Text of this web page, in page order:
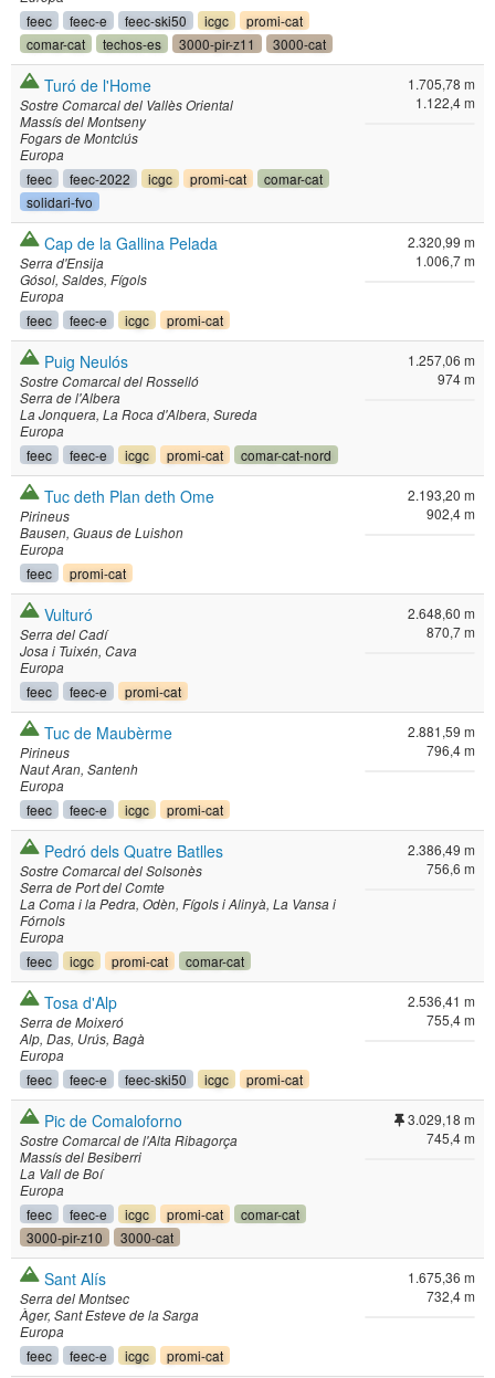
feec feec-e feec-ski50 icgc
promi-cat
comar-cat
techos-es 3000-pir-z11 3000-cat
Turó de l'Home
Sostre Comarcal del Vallès Oriental
Massís del Montseny
Fogars de Montclús
Europa
feec feec-2022 icgc promi-cat
comar-cat
solidari-fvo
1.705,78 m
1.122,4 m
Cap de la Gallina Pelada
Serra d'Ensija
Gósol Saldes Fígols
Europa
feec feec-e icgc promi-cat
2.320,99 m
1.006,7 m
Puig Neulós
Sostre Comarcal del Rosselló
Serra de l'Albera
La Jonquera La Roca d'Albera Sureda
Europa
feec feec-e icgc promi-cat comar-cat-nord
1.257,06 m
974 m
Tuc deth Plan deth Ome
Pirineus
Bausen Guaus de Luishon
Europa
feec promi-cat
2.193,20 m
902,4 m
Vulturó
Serra del Cadí
Josa i Tuixén Cava
Europa
feec feec-e promi-cat
2.648,60 m
870,7 m
Tuc de Maubèrme
Pirineus
Naut Aran Santenh
Europa
feec feec-e icgc promi-cat
2.881,59 m
796,4 m
Pedró dels Quatre Batlles
Sostre Comarcal del Solsonès
Serra de Port del Comte
La Coma i la Pedra Odèn Fígols i Alinyà La Vansa i
Fórnols
Europa
feec icgc promi-cat comar-cat
2.386,49 m
756,6 m
Tosa d'Alp
Serra de Moixeró
Alp Das Urús Bagà
Europa
feec feec-e feec-ski50 icgc promi-cat
2.536,41 m
755,4 m
Pic de Comaloforno
Sostre Comarcal de l'Alta Ribagorça
Massís del Besiberri
La Vall de Boí
Europa
feec feec-e icgc promi-cat
comar-cat
3000-pir-z10
3000-cat
3.029,18 m
745,4 m
Sant Alís
Serra del Montsec
Àger Sant Esteve de la Sarga
Europa
feec feec-e icgc promi-cat
1.675,36 m
732,4 m